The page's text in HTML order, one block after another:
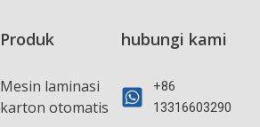
Produk
Mesin laminasi
karton otomatis
hubungi kami
+86
13316603290